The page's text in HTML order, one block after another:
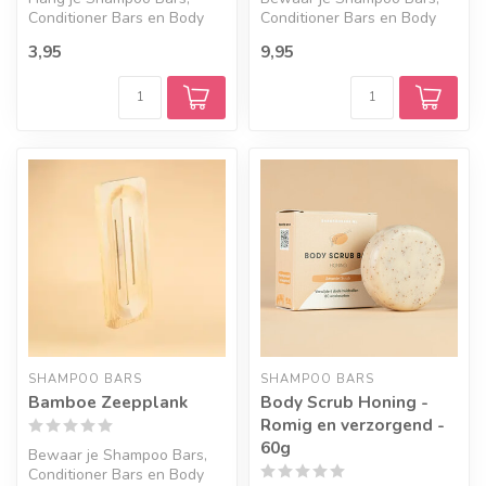
Conditioner Bars en Body
3,95
Conditioner Bars en Body
schaaltje.
9,95
SHAMPOO BARS
Bamboe Zeepplank
Bewaar je Shampoo Bars,
Conditioner Bars en Body
SHAMPOO BARS
Body Scrub Honing -
Romig en verzorgend -
60g